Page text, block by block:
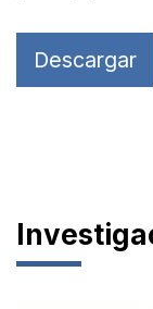
Descargar